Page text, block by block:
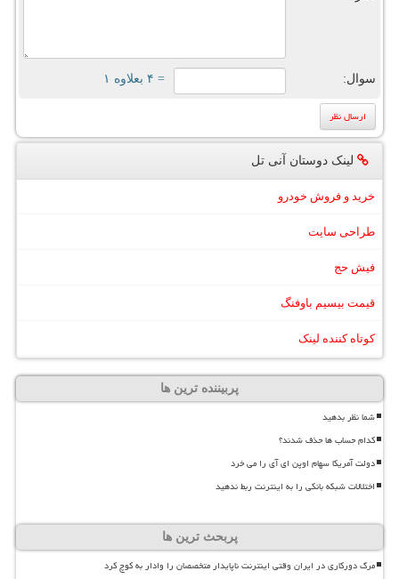
سوال: = ۴ بعلاوه ۱
لینک دوستان آنی تل
خرید و فروش خودرو
طراحی سایت
فیش حج
قیمت بیسیم باوفنگ
کوتاه کننده لینک
پربیننده ترین ها
شما نظر بدهید
کدام حساب ها حذف شدند؟
دولت آمریکا سهام اوپن ای آی را می خرد
اختلالات شبکه بانکی را به اینترنت ربط ندهید
پربحث ترین ها
مرگ دورکاری در ایران وقتی اینترنت ناپایدار متخصصان را وادار به کوچ کرد